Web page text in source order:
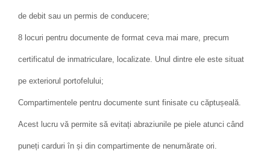
de debit sau un permis de conducere;
8 locuri pentru documente de format ceva mai mare, precum
certificatul de inmatriculare, localizate. Unul dintre ele este situat
pe exteriorul portofelului;
Compartimentele pentru documente sunt finisate cu căptușeală.
Acest lucru vă permite să evitați abraziunile pe piele atunci când
puneți carduri în și din compartimente de nenumărate ori.